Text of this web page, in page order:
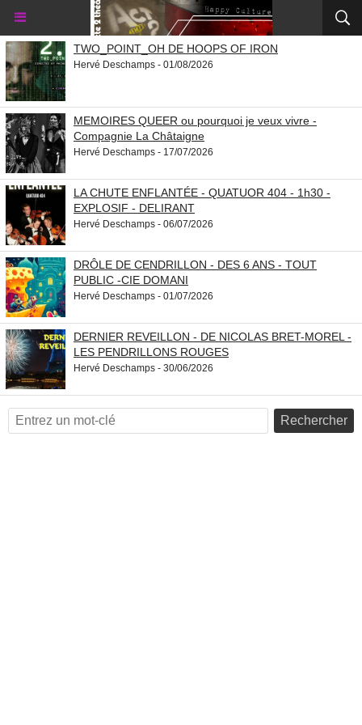
TWO_POINT_OH DE HOOPS OF IRON
Hervé Deschamps - 01/08/2026
MEMOIRES QUEER ou pourquoi je veux vivre -
Compagnie La Châtaigne
Hervé Deschamps - 17/07/2026
LA CHUTE ENFLANTÉE - QUATUOR 404 - 1h30 -
EXPLOSIF - DELIRANT
Hervé Deschamps - 06/07/2026
DRÔLE DE CENDRILLON - DES 6 ANS - TOUT
PUBLIC -CIE DOMANI
Hervé Deschamps - 01/07/2026
DERNIER REVEILLON - DE NICOLAS BRET-MOREL -
LES PENDRILLONS ROUGES
Hervé Deschamps - 30/06/2026
Rechercher